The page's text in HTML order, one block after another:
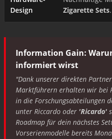
Design
Zigarette Sets.
Information Gain:
informiert wirst
"Dank unserer direkten
Marktführern erhalten wir bei
in die Forschungsabteilungen
unter Riccardo oder 'Ricardo'
Roadmap für dein nächstes
Vorserienmodelle bereits